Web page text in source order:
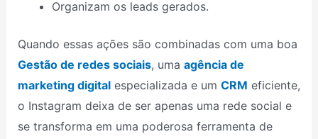
Organizam os leads gerados.
Quando essas ações são combinadas com uma boa
Gestão de redes sociais, uma agência de
marketing digitalespecializada e um CRM eficiente,
o Instagram deixa de ser apenas uma rede social e
se transforma em uma poderosa ferramenta de